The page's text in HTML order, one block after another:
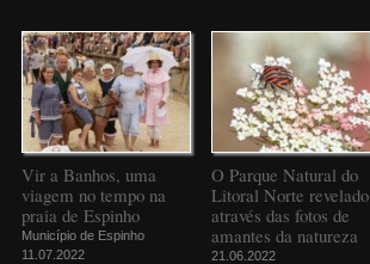
Vir a Banhos, uma
viagem no tempo na
praia de Espinho
Município de Espinho
11.07.2022
O Parque Natural do
Litoral Norte revelado
através das fotos de
amantes da natureza
21.06.2022